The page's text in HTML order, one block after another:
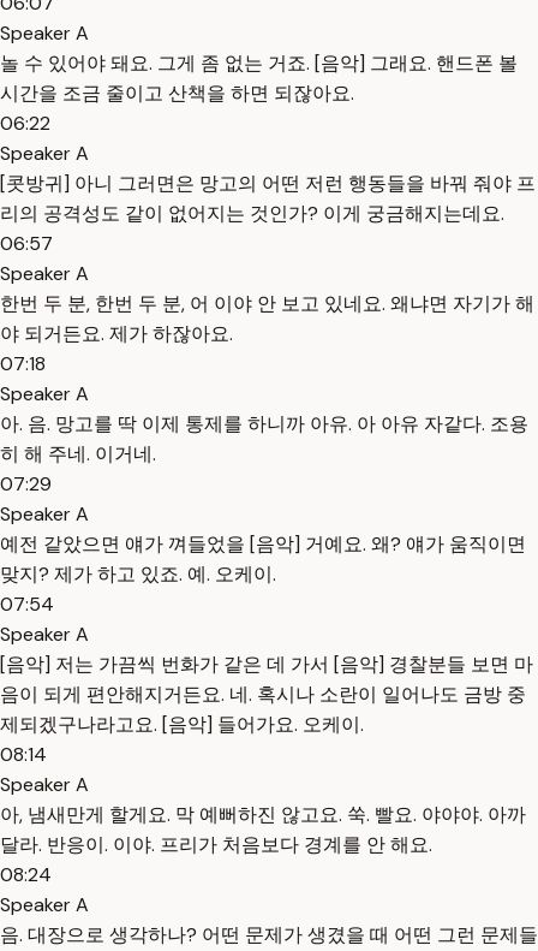
Speaker A
놀 수 있어야 돼요. 그게 좀 없는 거죠. [음악] 그래요. 핸드폰 볼
시간을 조금 줄이고 산책을 하면 되잖아요.
06:22
Speaker A
[콧방귀] 아니 그러면은 망고의 어떤 저런 행동들을 바꿔 줘야 프
리의 공격성도 같이 없어지는 것인가? 이게 궁금해지는데요.
06:57
Speaker A
한번 두 분, 한번 두 분, 어 이야 안 보고 있네요. 왜냐면 자기가 해
야 되거든요. 제가 하잖아요.
07:18
Speaker A
아. 음. 망고를 딱 이제 통제를 하니까 아유. 아 아유 자같다. 조용
히 해 주네. 이거네.
07:29
Speaker A
예전 같았으면 얘가 껴들었을 [음악] 거예요. 왜? 얘가 움직이면
맞지? 제가 하고 있죠. 예. 오케이.
07:54
Speaker A
[음악] 저는 가끔씩 번화가 같은 데 가서 [음악] 경찰분들 보면 마
음이 되게 편안해지거든요. 네. 혹시나 소란이 일어나도 금방 중
제되겠구나라고요. [음악] 들어가요. 오케이.
08:14
Speaker A
아, 냄새만게 할게요. 막 예뻐하진 않고요. 쑥. 빨요. 야야야. 아까
달라. 반응이. 이야. 프리가 처음보다 경계를 안 해요.
08:24
Speaker A
음. 대장으로 생각하나? 어떤 문제가 생겼을 때 어떤 그런 문제들